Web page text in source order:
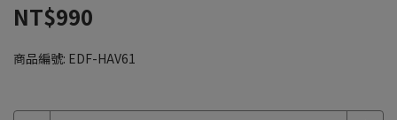
NT$990
商品編號: EDF-HAV61